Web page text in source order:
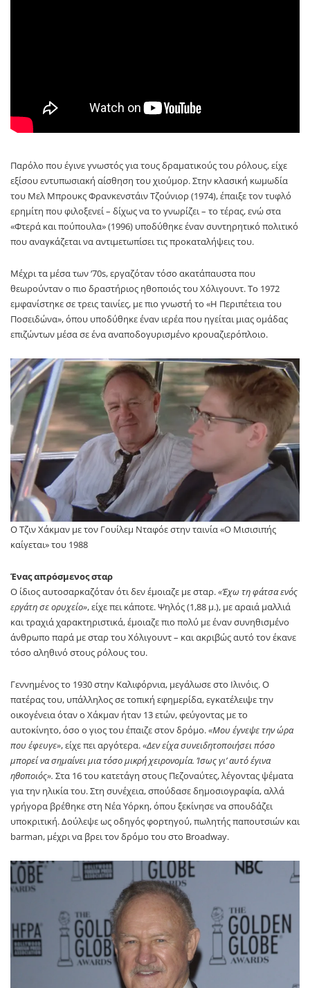
Παρόλο που έγινε γνωστός για τους δραματικούς του ρόλους, είχε
εξίσου εντυπωσιακή αίσθηση του χιούμορ. Στην κλασική κωμωδία
του Μελ Μπρουκς Φρανκενστάιν Τζούνιορ (1974), έπαιξε τον τυφλό
ερημίτη που φιλοξενεί – δίχως να το γνωρίζει – το τέρας, ενώ στα
«Φτερά και πούπουλα» (1996) υποδύθηκε έναν συντηρητικό πολιτικό
που αναγκάζεται να αντιμετωπίσει τις προκαταλήψεις του.
Μέχρι τα μέσα των ‘70s, εργαζόταν τόσο ακατάπαυστα που
θεωρούνταν ο πιο δραστήριος ηθοποιός του Χόλιγουντ. Το 1972
εμφανίστηκε σε τρεις ταινίες, με πιο γνωστή το «Η Περιπέτεια του
Ποσειδώνα», όπου υποδύθηκε έναν ιερέα που ηγείται μιας ομάδας
επιζώντων μέσα σε ένα αναποδογυρισμένο κρουαζιερόπλοιο.
O Tζιν Χάκμαν με τον Γουίλεμ Νταφόε στην ταινία «Ο Μισισιπής
καίγεται» του 1988
Ένας απρόσμενος σταρ
Ο ίδιος αυτοσαρκαζόταν ότι δεν έμοιαζε με σταρ.«Έχω τη φάτσα ενός
εργάτη σε ορυχείο», είχε πει κάποτε. Ψηλός (1,88 μ.), με αραιά μαλλιά
και τραχιά χαρακτηριστικά, έμοιαζε πιο πολύ με έναν συνηθισμένο
άνθρωπο παρά με σταρ του Χόλιγουντ – και ακριβώς αυτό τον έκανε
τόσο αληθινό στους ρόλους του.
Γεννημένος το 1930 στην Καλιφόρνια, μεγάλωσε στο Ιλινόις. Ο
πατέρας του, υπάλληλος σε τοπική εφημερίδα, εγκατέλειψε την
οικογένεια όταν ο Χάκμαν ήταν 13 ετών, φεύγοντας με το
αυτοκίνητο, όσο ο γιος του έπαιζε στον δρόμο.«Μου έγνεψε την ώρα
που έφευγε», είχε πει αργότερα.«Δεν είχα συνειδητοποιήσει πόσο
μπορεί να σημαίνει μια τόσο μικρή χειρονομία. Ίσως γι’ αυτό έγινα
ηθοποιός». Στα 16 του κατετάγη στους Πεζοναύτες, λέγοντας ψέματα
για την ηλικία του. Στη συνέχεια, σπούδασε δημοσιογραφία, αλλά
γρήγορα βρέθηκε στη Νέα Υόρκη, όπου ξεκίνησε να σπουδάζει
υποκριτική. Δούλεψε ως οδηγός φορτηγού, πωλητής παπουτσιών και
barman, μέχρι να βρει τον δρόμο του στο Broadway.